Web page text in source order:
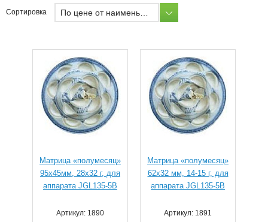
Сортировка
Матрица «полумесяц»
95х45мм, 28х32 г, для
аппарата JGL135-5B
Артикул: 1890
Матрица «полумесяц»
62x32 мм, 14-15 г, для
аппарата JGL135-5B
Артикул: 1891